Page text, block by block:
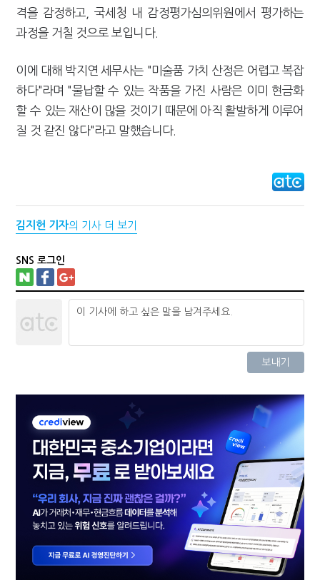
격을 감정하고, 국세청 내 감정평가심의위원에서 평가하는
과정을 거칠 것으로 보입니다.
이에 대해 박지연 세무사는 "미술품 가치 산정은 어렵고 복잡
하다"라며 "물납할 수 있는 작품을 가진 사람은 이미 현금화
할 수 있는 재산이 많을 것이기 때문에 아직 활발하게 이루어
질 것 같진 않다"라고 말했습니다.
김지헌 기자의 기사 더 보기
SNS 로그인